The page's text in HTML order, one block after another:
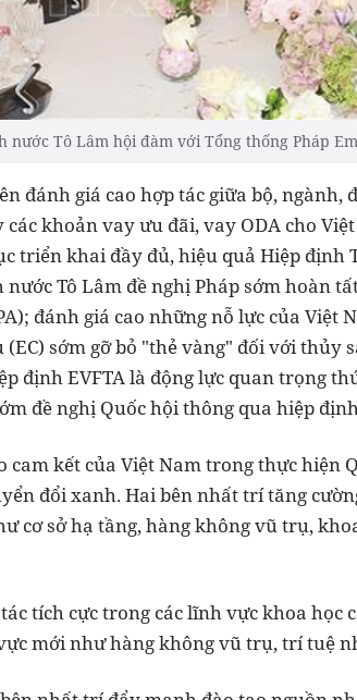
nước Tô Lâm hội đàm với Tổng thống Pháp
đánh giá cao hợp tác giữa bộ,
khoản vay ưu đãi, vay ODA cho
triển khai đầy đủ, hiệu quả Hiệp định
nước Tô Lâm đề nghị Pháp sớm hoàn
đánh giá cao những nỗ lực của Việt
sớm gỡ bỏ "thẻ vàng" đối với thủy
định EVFTA là động lực quan trọng
đề nghị Quốc hội thông qua hiệp
cam kết của Việt Nam trong thực hiện
đổi xanh. Hai bên nhất trí tăng
cơ sở hạ tầng, hàng không vũ trụ,
tích cực trong các lĩnh vực khoa học
mới như hàng không vũ trụ, trí tuệ